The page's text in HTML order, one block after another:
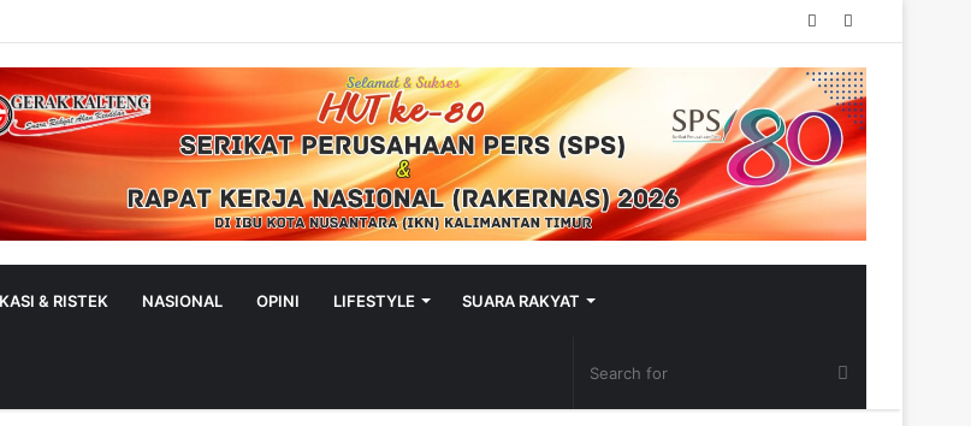
Random
& RISTEK NASIONAL OPINI LIFESTYLE SUARA RAKYAT